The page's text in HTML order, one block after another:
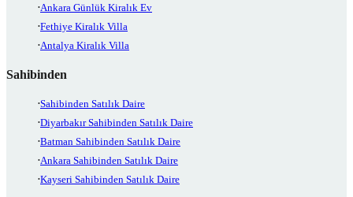
Ankara Günlük Kiralık Ev
Fethiye Kiralık Villa
Antalya Kiralık Villa
Sahibinden
Sahibinden Satılık Daire
Diyarbakır Sahibinden Satılık Daire
Batman Sahibinden Satılık Daire
Ankara Sahibinden Satılık Daire
Kayseri Sahibinden Satılık Daire